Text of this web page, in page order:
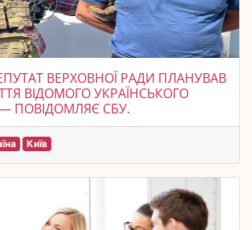
ВЕРХОВНОЇ РАДИ ПЛАНУВАВ
ВІДОМОГО УКРАЇНСЬКОГО
ПОВІДОМЛЯЄ СБУ.
Київ